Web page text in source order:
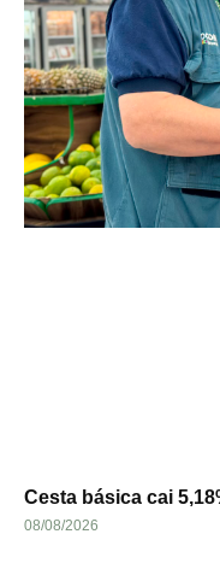
Cesta básica cai
08/08/2026